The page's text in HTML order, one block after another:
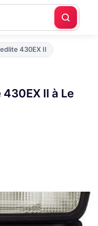
430EX II
II à Le